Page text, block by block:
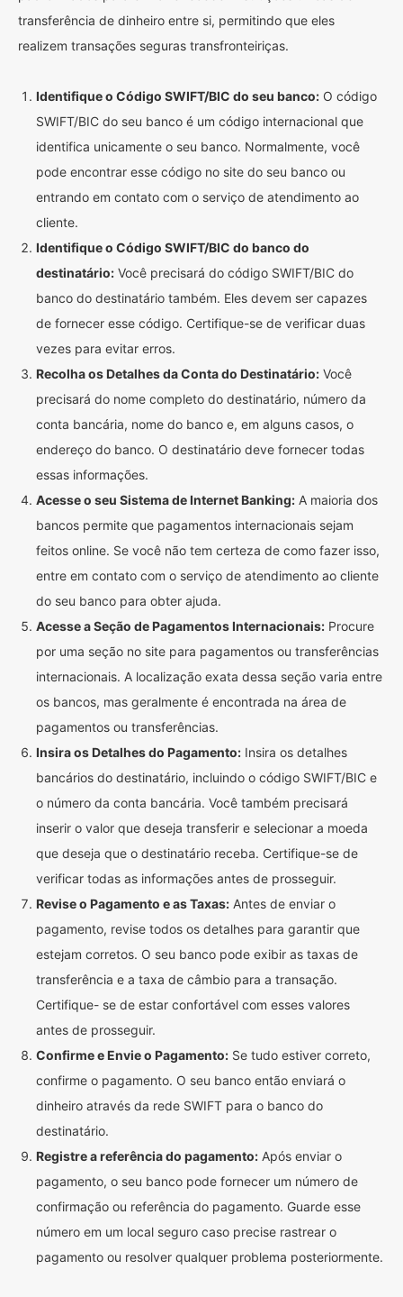
transferência de dinheiro entre si, permitindo que eles
realizem transações seguras transfronteiriças.
Identifique o Código SWIFT/BIC do seu banco: O código
SWIFT/BIC do seu banco é um código internacional que
identifica unicamente o seu banco. Normalmente, você
pode encontrar esse código no site do seu banco ou
entrando em contato com o serviço de atendimento ao
cliente.
Identifique o Código SWIFT/BIC do banco do
destinatário: Você precisará do código SWIFT/BIC do
banco do destinatário também. Eles devem ser capazes
de fornecer esse código. Certifique-se de verificar duas
vezes para evitar erros.
Recolha os Detalhes da Conta do Destinatário: Você
precisará do nome completo do destinatário, número da
conta bancária, nome do banco e, em alguns casos, o
endereço do banco. O destinatário deve fornecer todas
essas informações.
Acesse o seu Sistema de Internet Banking: A maioria dos
bancos permite que pagamentos internacionais sejam
feitos online. Se você não tem certeza de como fazer isso,
entre em contato com o serviço de atendimento ao cliente
do seu banco para obter ajuda.
Acesse a Seção de Pagamentos Internacionais: Procure
por uma seção no site para pagamentos ou transferências
internacionais. A localização exata dessa seção varia entre
os bancos, mas geralmente é encontrada na área de
pagamentos ou transferências.
Insira os Detalhes do Pagamento: Insira os detalhes
bancários do destinatário, incluindo o código SWIFT/BIC e
o número da conta bancária. Você também precisará
inserir o valor que deseja transferir e selecionar a moeda
que deseja que o destinatário receba. Certifique-se de
verificar todas as informações antes de prosseguir.
Revise o Pagamento e as Taxas: Antes de enviar o
pagamento, revise todos os detalhes para garantir que
estejam corretos. O seu banco pode exibir as taxas de
transferência e a taxa de câmbio para a transação.
Certifique- se de estar confortável com esses valores
antes de prosseguir.
Confirme e Envie o Pagamento: Se tudo estiver correto,
confirme o pagamento. O seu banco então enviará o
dinheiro através da rede SWIFT para o banco do
destinatário.
Registre a referência do pagamento: Após enviar o
pagamento, o seu banco pode fornecer um número de
confirmação ou referência do pagamento. Guarde esse
número em um local seguro caso precise rastrear o
pagamento ou resolver qualquer problema posteriormente.